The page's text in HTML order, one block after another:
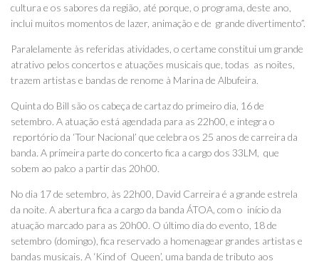
cultura e os sabores da região, até porque, o programa, deste ano,
inclui muitos momentos de lazer, animação e de grande divertimento”.
Paralelamente às referidas atividades, o certame constitui um grande
atrativo pelos concertos e atuações musicais que, todas as noites,
trazem artistas e bandas de renome à Marina de Albufeira.
Quinta do Bill são os cabeça de cartaz do primeiro dia, 16 de
setembro. A atuação está agendada para as 22h00, e integra o
reportório da ‘Tour Nacional’ que celebra os 25 anos de carreira da
banda. A primeira parte do concerto fica a cargo dos 33LM, que
sobem ao palco a partir das 20h00.
No dia 17 de setembro, às 22h00, David Carreira é a grande estrela
da noite. A abertura fica a cargo da banda ÁTOA, com o início da
atuação marcado para as 20h00. O último dia do evento, 18 de
setembro (domingo), fica reservado a homenagear grandes artistas e
bandas musicais. A ‘Kind of Queen’, uma banda de tributo aos